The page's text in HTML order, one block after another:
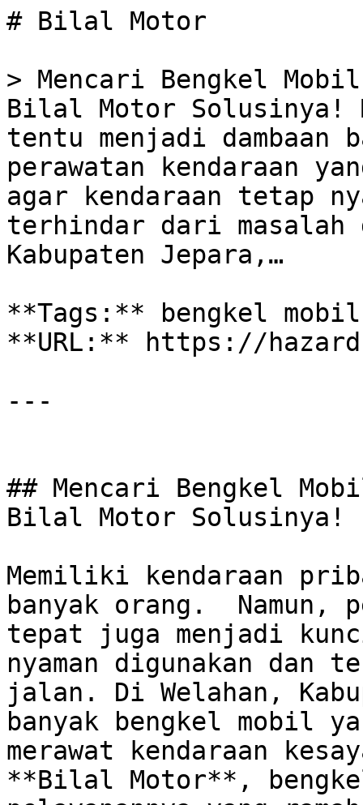
# Bilal Motor
> Mencari Bengkel
Bilal Motor Solusinya!
tentu menjadi dambaan
perawatan kendaraan
agar kendaraan tetap
terhindar dari
Kabupaten Jepara,…
**Tags:** bengkel
**URL:** https://
---
## Mencari Bengkel
Bilal Motor Solusinya!
Memiliki kendaraan
banyak orang.  Namun,
tepat juga menjadi
nyaman digunakan dan
jalan. Di Welahan,
banyak bengkel mobil
merawat kendaraan
**Bilal Motor**,